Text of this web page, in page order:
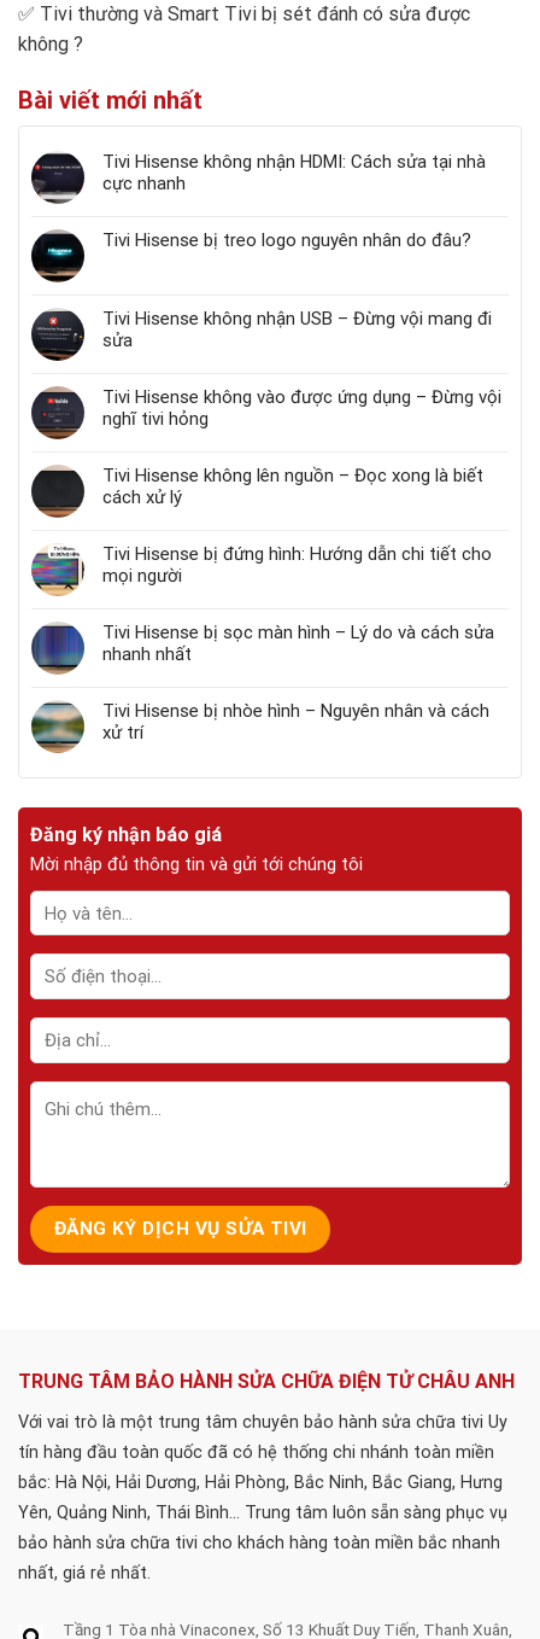
✅ Tivi thường và Smart Tivi bị sét đánh có sửa được
không ?
Bài viết mới nhất
Tivi Hisense không nhận HDMI: Cách sửa tại nhà
cực nhanh
Tivi Hisense bị treo logo nguyên nhân do đâu?
Tivi Hisense không nhận USB – Đừng vội mang đi
sửa
Tivi Hisense không vào được ứng dụng – Đừng vội
nghĩ tivi hỏng
Tivi Hisense không lên nguồn – Đọc xong là biết
cách xử lý
Tivi Hisense bị đứng hình: Hướng dẫn chi tiết cho
mọi người
Tivi Hisense bị sọc màn hình – Lý do và cách sửa
nhanh nhất
Tivi Hisense bị nhòe hình – Nguyên nhân và cách
xử trí
Đăng ký nhận báo giá
Mời nhập đủ thông tin và gửi tới chúng tôi
TRUNG TÂM BẢO HÀNH SỬA CHỮA ĐIỆN TỬ CHÂU ANH
Với vai trò là một trung tâm chuyên bảo hành sửa chữa tivi Uy
tín hàng đầu toàn quốc đã có hệ thống chi nhánh toàn miền
bắc: Hà Nội, Hải Dương, Hải Phòng, Bắc Ninh, Bắc Giang, Hưng
Yên, Quảng Ninh, Thái Bình... Trung tâm luôn sẵn sàng phục vụ
bảo hành sửa chữa tivi cho khách hàng toàn miền bắc nhanh
nhất, giá rẻ nhất.
Tầng 1 Tòa nhà Vinaconex, Số 13 Khuất Duy Tiến, Thanh Xuân,